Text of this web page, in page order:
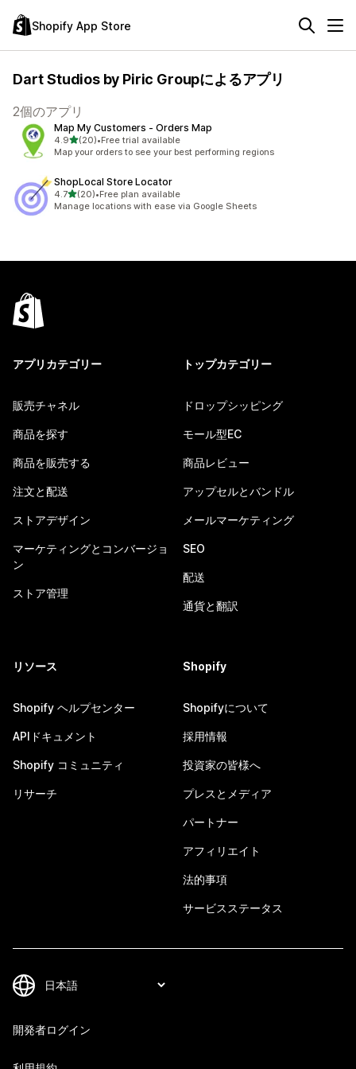
Shopify App Store
Dart Studios by Piric Groupによるアプリ
2個のアプリ
Map My Customers ‑ Orders Map
4.95つ星中
(20)
合計レビュー数：20件
•Free trial available
Map your orders to see your best performing regions
ShopLocal Store Locator
4.75つ星中
(20)
合計レビュー数：20件
•Free plan available
Manage locations with ease via Google Sheets
アプリカテゴリー
販売チャネル
商品を探す
商品を販売する
注文と配送
ストアデザイン
マーケティングとコンバージョ
ン
ストア管理
トップカテゴリー
ドロップシッピング
モール型EC
商品レビュー
アップセルとバンドル
メールマーケティング
SEO
配送
通貨と翻訳
リソース
Shopify ヘルプセンター
APIドキュメント
Shopify コミュニティ
リサーチ
Shopify
Shopifyについて
採用情報
投資家の皆様へ
プレスとメディア
パートナー
アフィリエイト
法的事項
サービスステータス
開発者ログイン